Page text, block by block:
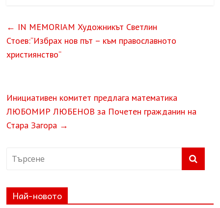
← IN MEMORIAM Художникът Светлин
Стоев:“Избрах нов път – към православното
християнство“
Инициативен комитет предлага математика
ЛЮБОМИР ЛЮБЕНОВ за Почетен гражданин на
Стара Загора →
Най-новото